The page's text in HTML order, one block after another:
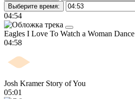
Выберите время:
04:54
Eagles I Love To Watch a Woman Dance
04:58
Josh Kramer Story of You
05:01